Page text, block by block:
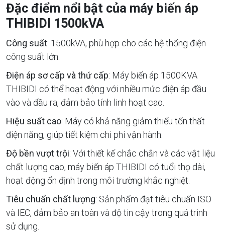
Đặc điểm nổi bật của máy biến áp
THIBIDI 1500kVA
Công suất: 1500kVA, phù hợp cho các hệ thống điện
công suất lớn.
Điện áp sơ cấp và thứ cấp: Máy biến áp 1500KVA
THIBIDI có thể hoạt động với nhiều mức điện áp đầu
vào và đầu ra, đảm bảo tính linh hoạt cao.
Hiệu suất cao: Máy có khả năng giảm thiểu tổn thất
điện năng, giúp tiết kiệm chi phí vận hành.
Độ bền vượt trội: Với thiết kế chắc chắn và các vật liệu
chất lượng cao, máy biến áp THIBIDI có tuổi thọ dài,
hoạt động ổn định trong môi trường khắc nghiệt.
Tiêu chuẩn chất lượng: Sản phẩm đạt tiêu chuẩn ISO
và IEC, đảm bảo an toàn và độ tin cậy trong quá trình
sử dụng.